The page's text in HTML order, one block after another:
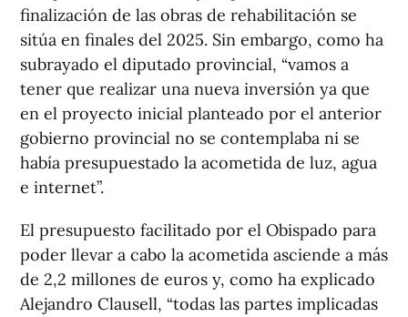
finalización de las obras de rehabilitación se
sitúa en finales del 2025. Sin embargo, como ha
subrayado el diputado provincial, “vamos a
tener que realizar una nueva inversión ya que
en el proyecto inicial planteado por el anterior
gobierno provincial no se contemplaba ni se
había presupuestado la acometida de luz, agua
e internet”.
El presupuesto facilitado por el Obispado para
poder llevar a cabo la acometida asciende a más
de 2,2 millones de euros y, como ha explicado
Alejandro Clausell, “todas las partes implicadas